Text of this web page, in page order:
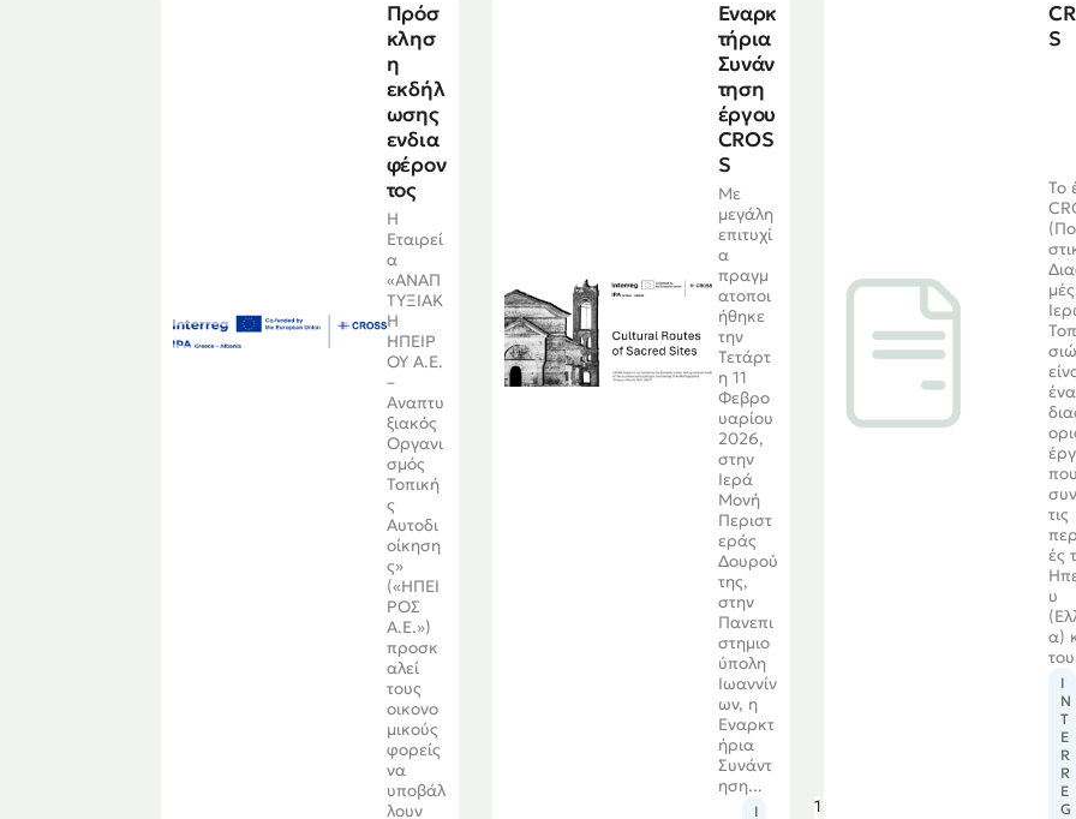
Πρόσ
κλησ
η
εκδήλ
ωσης
ενδια
φέρον
τος
Η
Εταιρεί
α
«ΑΝΑΠ
ΤΥΞΙΑΚ
Η
ΗΠΕΙΡ
ΟΥ Α.Ε.
–
Αναπτυ
ξιακός
Οργανι
σμός
Τοπική
ς
Αυτοδι
οίκηση
ς»
(«ΗΠΕΙ
ΡΟΣ
Α.Ε.»)
προσκ
αλεί
τους
οικονο
μικούς
φορείς
να
υποβάλ
λουν
Εναρκ
τήρια
Συνάν
τηση
έργου
CROS
S
Με
μεγάλη
επιτυχί
α
πραγμ
ατοποι
ήθηκε
την
Τετάρτ
η 11
Φεβρο
υαρίου
2026,
στην
Ιερά
Μονή
Περιστ
εράς
Δουρού
της,
στην
Πανεπι
στημιο
ύπολη
Ιωαννίν
ων, η
Εναρκτ
ήρια
Συνάντ
ηση...
I
1
S
Το
μές
ένα
που
τις
ές
υ
α)
I
N
T
E
R
R
E
G